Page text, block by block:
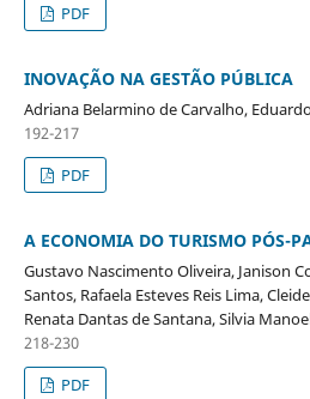
PDF
INOVAÇÃO NA GESTÃO PÚBLICA
Adriana Belarmino de Carvalho,
192-217
PDF
A ECONOMIA DO TURISMO PÓS-
Gustavo Nascimento Oliveira, Janison
Santos, Rafaela Esteves Reis Lima,
Renata Dantas de Santana, Silvia
218-230
PDF